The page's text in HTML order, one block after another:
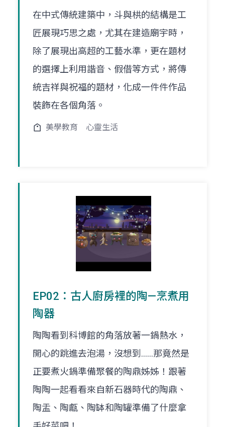
在中式傳統建築中，斗與栱的結構是工
匠展現巧思之處，尤其在建造廟宇時，
除了展現出高超的工藝水準，更在題材
的選擇上利用諧音、假借等方式，將傳
統吉祥與祝福的題材，化成一件件作品
裝飾在各個角落。
美學教育 心靈生活
EP02：古人廚房裡的陶—烹煮用
陶器
陶陶看到科博館的角落放著一鍋熱水，
開心的跳進去泡湯，沒想到......那竟然是
正要煮火鍋準備聚餐的陶鼎姊姊！跟著
陶陶一起看看來自新石器時代的陶鼎、
陶盂、陶甗、陶缽和陶罐準備了什麼拿